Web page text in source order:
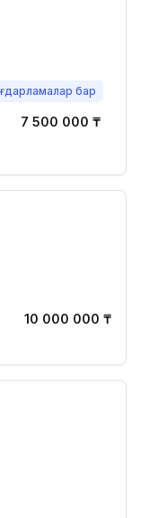
бар
7 500 000 ₸
10 000 000 ₸